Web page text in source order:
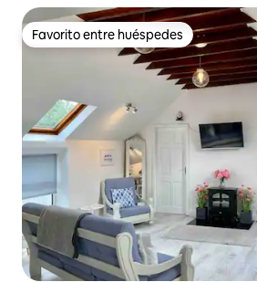
Favorito entre huéspedes
Favorito entre huéspedes